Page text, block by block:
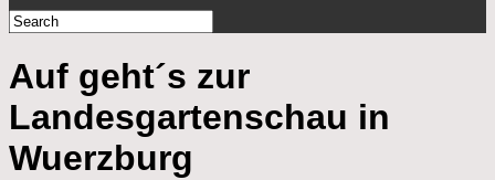
Auf geht´s zur
Landesgartenschau in
Wuerzburg